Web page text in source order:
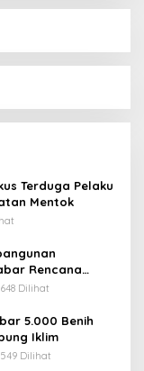
Terduga Pelaku
Mentok
Rencana
648 Dilihat
5.000 Benih
Iklim
549 Dilihat